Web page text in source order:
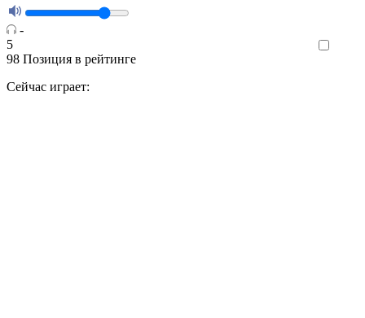
-
5
98 Позиция в рейтинге
Сейчас играет: